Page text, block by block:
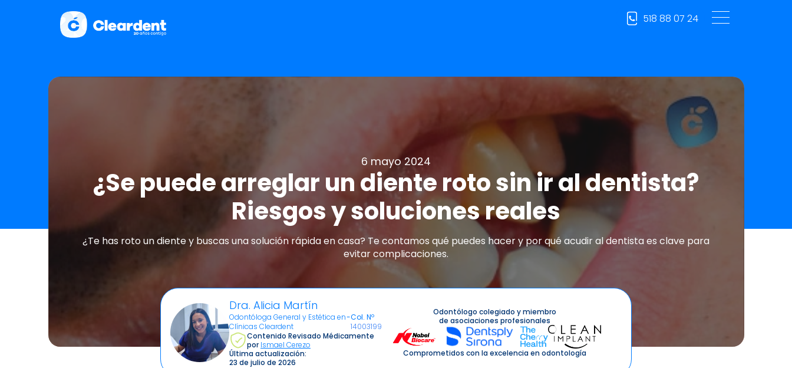
518 88 07 24
6 mayo 2024
¿Se puede arreglar un diente roto sin ir al dentista?
Riesgos y soluciones reales
¿Te has roto un diente y buscas una solución rápida en casa? Te contamos qué puedes hacer y por qué acudir al dentista es clave para
evitar complicaciones.
Dra. Alicia Martín
Odontóloga General y Estética en
Clínicas Cleardent
-Col. Nº
14003199
Contenido Revisado Médicamente
por Ismael Cerezo
Última actualización:
23 de julio de 2026
Odontólogo colegiado y miembro
de asociaciones profesionales
Comprometidos con la excelencia en odontología